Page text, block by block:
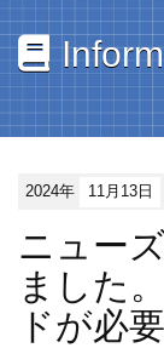
2024年 11月13日
ニュー
ました
ドが必